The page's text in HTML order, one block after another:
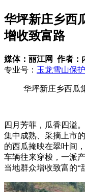
华坪新庄乡西
增收致富路
媒体：丽江网 作者：
专业号： 玉龙雪山保
华坪新庄乡西瓜
四月芳菲，瓜香四溢
集中成熟、采摘上市
的西瓜掩映在翠叶间
车辆往来穿梭，一派
当地群众增收致富的“